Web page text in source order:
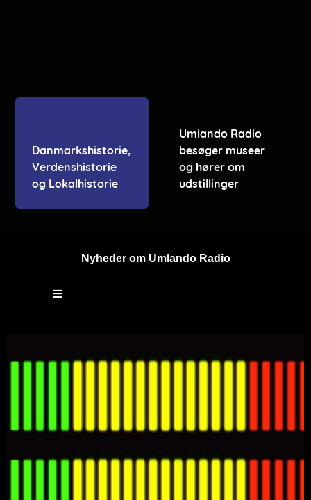
Danmarkshistorie,
Verdenshistorie
og Lokalhistorie
Umlando Radio
besøger museer
og hører om
udstillinger
Nyheder om Umlando Radio